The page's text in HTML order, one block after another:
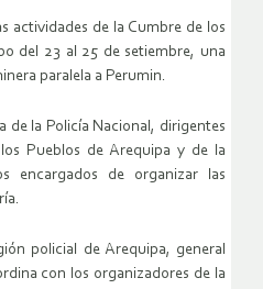
actividades de la Cumbre de los
del 23 al 25 de setiembre, una
paralela a Perumin.
de la Policía Nacional, dirigentes
Pueblos de Arequipa y de la
encargados de organizar las
policial de Arequipa, general
con los organizadores de la